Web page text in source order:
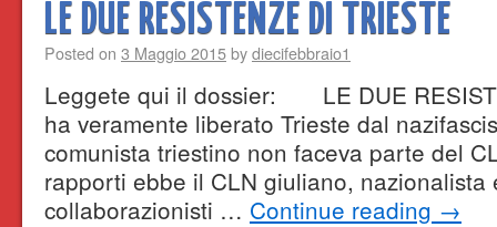
LE DUE RESISTENZE DI TRIESTE
Posted on 3 Maggio 2015bydiecifebbraio1
Leggete qui il dossier: LE DUE
ha veramente liberato Trieste dal
comunista triestino non faceva parte del
rapporti ebbe il CLN giuliano, nazionalista
collaborazionisti … Continue reading →